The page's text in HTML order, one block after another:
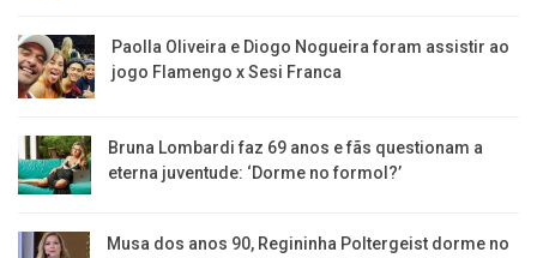
Paolla Oliveira e Diogo Nogueira foram assistir ao
jogo Flamengo x Sesi Franca
Bruna Lombardi faz 69 anos e fãs questionam a
eterna juventude: ‘Dorme no formol?’
Musa dos anos 90, Regininha Poltergeist dorme no